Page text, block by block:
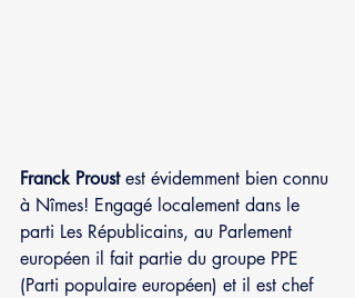
Franck Proust est évidemment bien connu
à Nîmes! Engagé localement dans le
parti Les Républicains, au Parlement
européen il fait partie du groupe PPE
(Parti populaire européen) et il est chef